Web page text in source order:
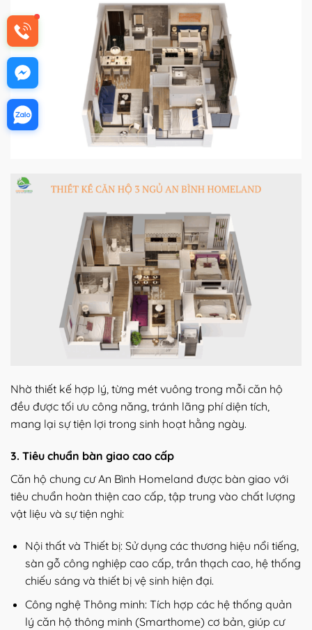
Nhờ thiết kế hợp lý, từng mét vuông trong mỗi căn hộ
đều được tối ưu công năng, tránh lãng phí diện tích,
mang lại sự tiện lợi trong sinh hoạt hằng ngày.
3. Tiêu chuẩn bàn giao cao cấp
Căn hộ chung cư An Bình Homeland được bàn giao với
tiêu chuẩn hoàn thiện cao cấp, tập trung vào chất lượng
vật liệu và sự tiện nghi:
Nội thất và Thiết bị: Sử dụng các thương hiệu nổi tiếng,
sàn gỗ công nghiệp cao cấp, trần thạch cao, hệ thống
chiếu sáng và thiết bị vệ sinh hiện đại.
Công nghệ Thông minh: Tích hợp các hệ thống quản
lý căn hộ thông minh (Smarthome) cơ bản, giúp cư